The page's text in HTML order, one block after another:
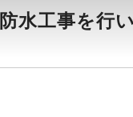
水工事を行